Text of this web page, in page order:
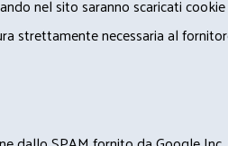
nel sito saranno scaricati
strettamente necessaria al